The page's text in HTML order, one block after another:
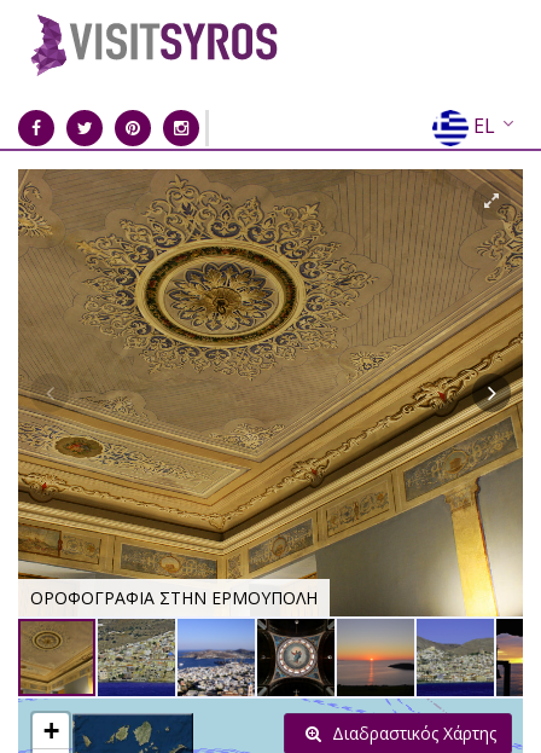
EL
EN
FR
DE
IT
ES
RU
CN
ΟΡΟΦΟΓΡΑΦΙΑ ΣΤΗΝ ΕΡΜΟΥΠΟΛΗ
+ Διαδραστικός Χάρτης